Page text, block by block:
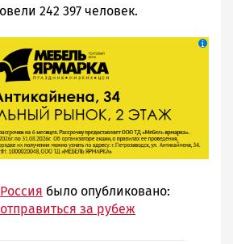
242 397 человек.
Россия было опубликовано:
за рубеж